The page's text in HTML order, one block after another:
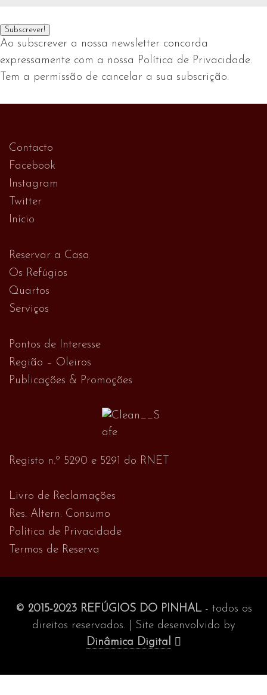
Ao subscrever a nossa newsletter concorda
expressamente com a nossa Política de Privacidade.
Tem a permissão de cancelar a sua subscrição.
Contacto
Facebook
Instagram
Twitter
Início
Reservar a Casa
Os Refúgios
Quartos
Serviços
Pontos de Interesse
Região – Oleiros
Publicações & Promoções
Registo n.º 5290 e 5291 do RNET
Livro de Reclamações
Res. Altern. Consumo
Política de Privacidade
Termos de Reserva
© 2015-2023 REFÚGIOS DO PINHAL- todos os
direitos reservados. | Site desenvolvido by
Dinâmica Digital